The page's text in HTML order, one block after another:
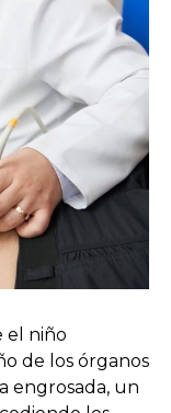
el niño
de los órganos
engrosada, un